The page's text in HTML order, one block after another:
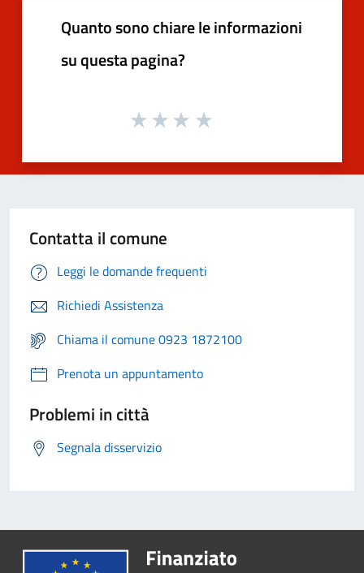
Quanto sono chiare le informazioni
su questa pagina?
Contatta il comune
Leggi le domande frequenti
Richiedi Assistenza
Chiama il comune 0923 1872100
Prenota un appuntamento
Problemi in città
Segnala disservizio